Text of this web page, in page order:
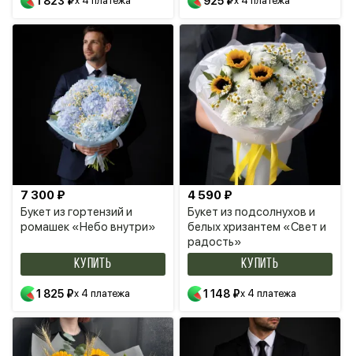
Букет из гортензий и
ромашек «Небо внутри»
7 300 ₽
КУПИТЬ
1 825 ₽x 4 платежа
Букет из подсолнухов и
белых хризантем «Свет и
радость»
4 590 ₽
КУПИТЬ
1 148 ₽x 4 платежа